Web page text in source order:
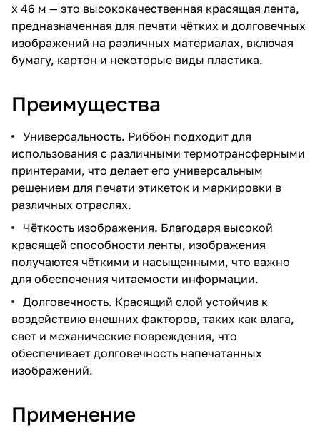
х 46 м — это высококачественная красящая лента,
предназначенная для печати чётких и долговечных
изображений на различных материалах, включая
бумагу, картон и некоторые виды пластика.
Преимущества
Универсальность. Риббон подходит для
использования с различными термотрансферными
принтерами, что делает его универсальным
решением для печати этикеток и маркировки в
различных отраслях.
Чёткость изображения. Благодаря высокой
красящей способности ленты, изображения
получаются чёткими и насыщенными, что важно
для обеспечения читаемости информации.
Долговечность. Красящий слой устойчив к
воздействию внешних факторов, таких как влага,
свет и механические повреждения, что
обеспечивает долговечность напечатанных
изображений.
Применение